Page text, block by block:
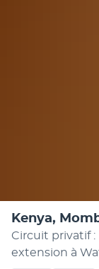
Kenya,
Circuit privatif :
extension à